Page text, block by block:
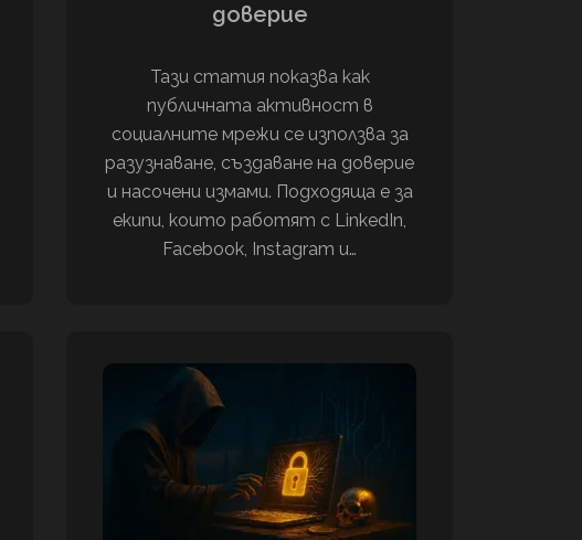
доверие
Тази статия показва как
публичната активност в
социалните мрежи се използва за
разузнаване, създаване на доверие
и насочени измами. Подходяща е за
екипи, които работят с LinkedIn,
Facebook, Instagram и…